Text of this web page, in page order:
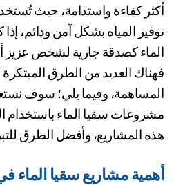
المشاريع، وأفضل الطرق للتبرع.
مشاريع سقيا الماء في